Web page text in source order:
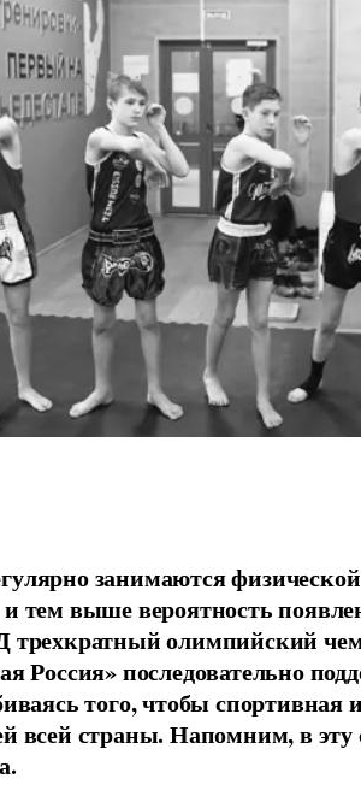
занимаются физической
и тем выше вероятность
трехкратный олимпийский
Россия» последовательно
того, чтобы спортивная
всей страны. Напомним, в эту